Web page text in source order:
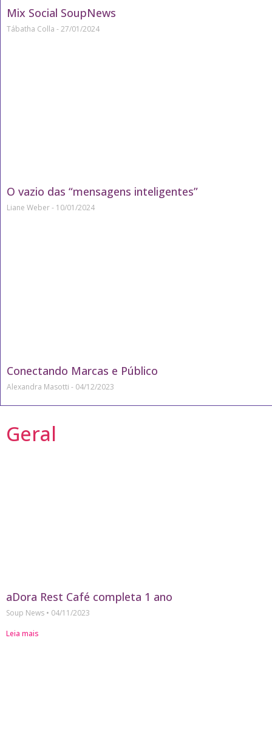
Mix Social SoupNews
Tábatha Colla 27/01/2024
O vazio das “mensagens inteligentes”
Liane Weber 10/01/2024
Conectando Marcas e Público
Alexandra Masotti 04/12/2023
Geral
aDora Rest Café completa 1 ano
Soup News
04/11/2023
Leia mais